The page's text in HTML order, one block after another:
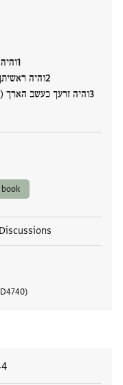
והיה
והיה זרעך כעשב הארך
4740